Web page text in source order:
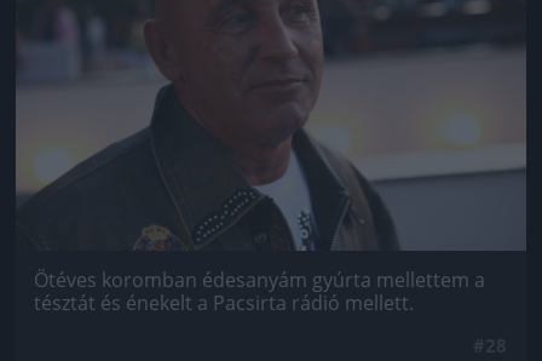
Ötéves koromban édesanyám gyúrta mellettem a
tésztát és énekelt a Pacsirta rádió mellett.